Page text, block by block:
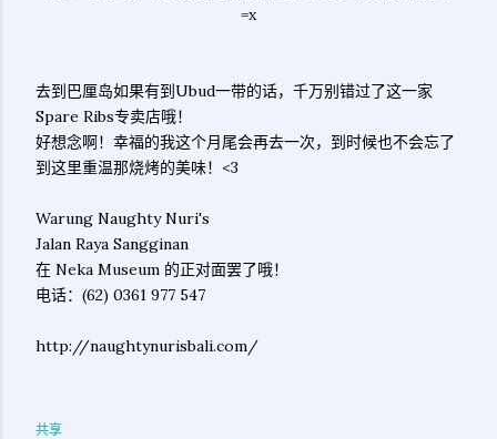
=x
去到巴厘岛如果有到Ubud一带的话，千万别错过了这一家
Spare Ribs专卖店哦！
好想念啊！幸福的我这个月尾会再去一次，到时候也不会忘了
到这里重温那烧烤的美味！<3
Warung Naughty Nuri's
Jalan Raya Sangginan
在 Neka Museum 的正对面罢了哦！
电话：(62) 0361 977 547
http://naughtynurisbali.com/
共享